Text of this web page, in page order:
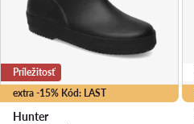
extra -15% Kód: LAST
Príležitosť
Hunter